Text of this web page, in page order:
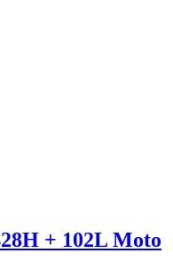
+ 102L Moto